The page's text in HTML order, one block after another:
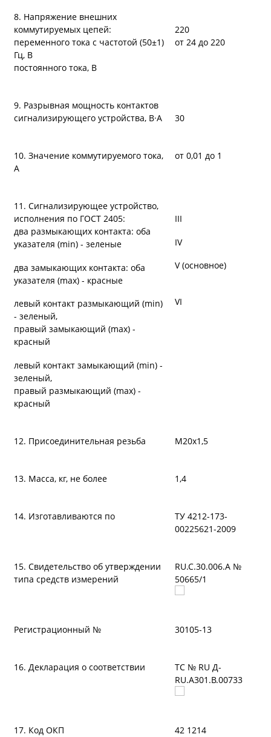
8. Напряжение внешних
коммутируемых цепей:
переменного тока с частотой (50±1)
Гц, В
постоянного тока, В
220
от 24 до 220
9. Разрывная мощность контактов
сигнализирующего устройства, В·А
30
10. Значение коммутируемого тока,
А
от 0,01 до 1
11. Сигнализирующее устройство,
исполнения по ГОСТ 2405:
два размыкающих контакта: оба
указателя (min) - зеленые
два замыкающих контакта: оба
указателя (max) - красные
левый контакт размыкающий (min)
- зеленый,
правый замыкающий (max) -
красный
левый контакт замыкающий (min) -
зеленый,
правый размыкающий (max) -
красный
III
IV
V (основное)
VI
12. Присоединительная резьба М20х1,5
13. Масса, кг, не более 1,4
14. Изготавливаются по
ТУ 4212-173-
00225621-2009
15. Свидетельство об утверждении
типа средств измерений
RU.C.30.006.A №
50665/1
Регистрационный № 30105-13
16. Декларация о соответствии
ТС № RU Д-
RU.A301.B.00733
17. Код ОКП 42 1214